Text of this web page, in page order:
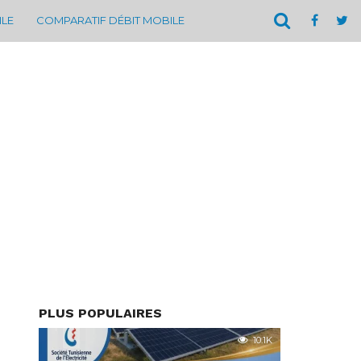
COMPARATIF DÉBIT MOBILE
PLUS POPULAIRES
10.1K